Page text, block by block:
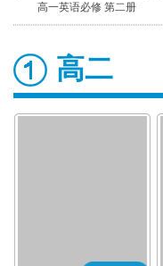
高一英语必修 第二册
高二